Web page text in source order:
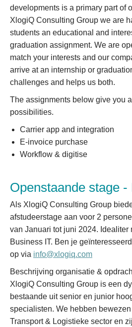
developments is a primary part of
XlogiQ Consulting Group we are
students an educational and
graduation assignment. We are
match your interests and our
arrive at an internship or
challenges and helps us both.
The assignments below give you
possibilities.
Carrier app and integration
E-invoice purchase
Workflow & digitise
Openstaande stage
Als XlogiQ Consulting Group
afstudeerstage aan voor 2
van Januari tot juni 2024. Idealiter
Business IT. Ben je
op via info@xlogiq.com
Beschrijving organisatie &
XlogiQ Consulting Group is een
bestaande uit senior en junior
specialisten. We hebben
Transport & Logistieke sector en